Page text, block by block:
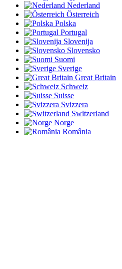
Nederland
Österreich
Polska
Portugal
Slovenija
Slovensko
Suomi
Sverige
Great Britain
Schweiz
Suisse
Svizzera
Switzerland
Norge
România